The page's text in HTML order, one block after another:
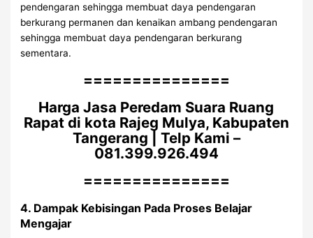
pendengaran sehingga membuat daya pendengaran
berkurang permanen dan kenaikan ambang pendengaran
sehingga membuat daya pendengaran berkurang
sementara.
===============
Harga Jasa Peredam Suara Ruang
Rapat di kota Rajeg Mulya, Kabupaten
Tangerang | Telp Kami –
081.399.926.494
===============
4. Dampak Kebisingan Pada Proses Belajar
Mengajar